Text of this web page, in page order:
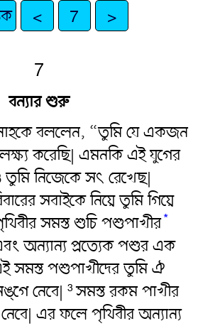
< 7 >
7
বন্যার শুরু
বললেন, “তুমি যে একজন
করেছি| এমনকি এই যুগের
তুমি নিজেকে সৎ‌ রেখেছ|
সবাইকে নিয়ে তুমি গিয়ে
সমস্ত শুচি পশুপাখীর*
অন্যান্য প্রত্যেক পশুর এক
পশুপাখীদের তুমি ঐ
নেবে| 3সমস্ত রকম পাখীর
এর ফলে পৃথিবীর অন্যান্য